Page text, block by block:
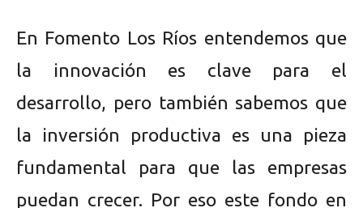
En Fomento Los Ríos entendemos que
la innovación es clave para el
desarrollo, pero también sabemos que
la inversión productiva es una pieza
fundamental para que las empresas
puedan crecer. Por eso este fondo en